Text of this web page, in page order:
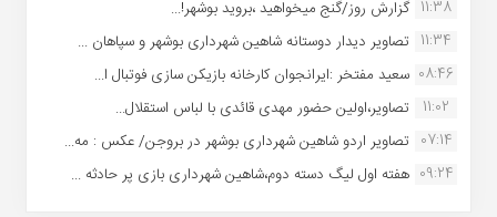
11:38 گزارش روز/گنج میخواهید ،بروید بوشهر!...
11:34 تصاویر دیدار دوستانه شاهین شهردارى بوشهر و سپاهان ...
08:46 سعید مفتخر :ایرانجوان کارخانه بازیکن سازی فوتبال ا...
11:02
تصاویر،اولین حضور مهدی قائدی با لباس استقلال...
07:14 تصاویر اردو شاهین شهرداری بوشهر در بروجن/ عکس : مه...
09:24 هفته اول لیگ دسته دوم،شاهین شهرداری بازی پر حادثه ...